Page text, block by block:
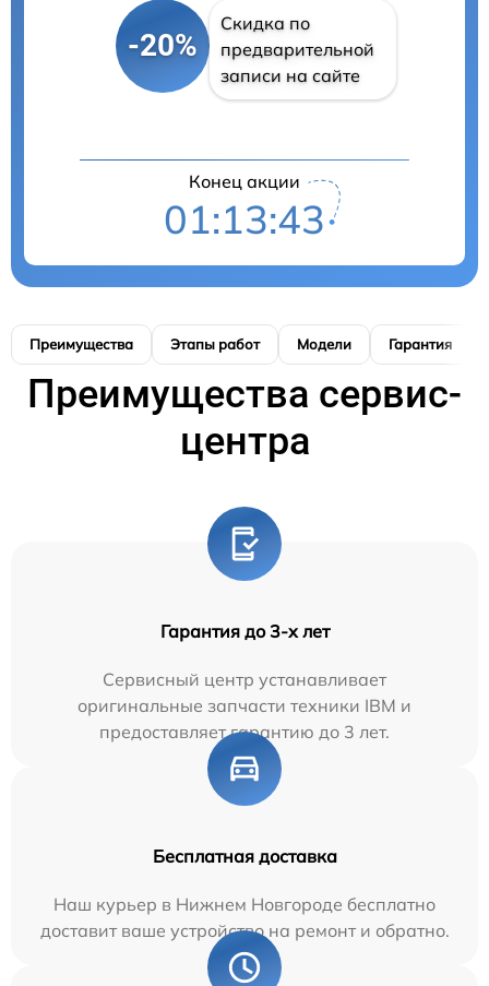
-20%
Скидка по
предварительной
записи на сайте
Конец акции
01:13:42
Преимущества Этапы работ Модели Гарантия
Преимущества сервис-
центра
Гарантия до 3-х лет
Сервисный центр устанавливает
оригинальные запчасти техники IBM и
предоставляет гарантию до 3 лет.
Бесплатная доставка
Наш курьер в Нижнем Новгороде бесплатно
доставит ваше устройство на ремонт и обратно.